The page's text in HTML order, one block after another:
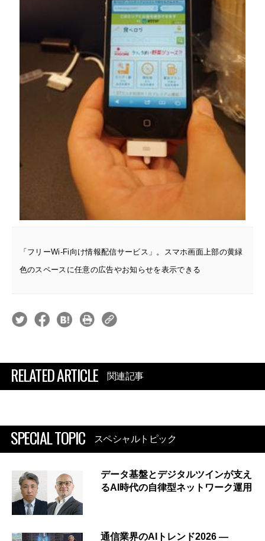
「フリーWi-Fi向け情報配信サービス」。スマホ画面上部の黄緑
色のスペースに任意の広告やお知らせを表示できる
RELATED ARTICLE 関連記事
SPECIAL TOPIC スペシャルトピック
データ基盤とデジタルツインが支え
るAI時代の自律型ネットワーク運用
通信業界のAIトレンド2026 ―